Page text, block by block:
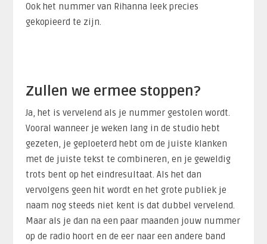
Ook het nummer van Rihanna leek precies
gekopieerd te zijn.
Zullen we ermee stoppen?
Ja, het is vervelend als je nummer gestolen wordt.
Vooral wanneer je weken lang in de studio hebt
gezeten, je geploeterd hebt om de juiste klanken
met de juiste tekst te combineren, en je geweldig
trots bent op het eindresultaat. Als het dan
vervolgens geen hit wordt en het grote publiek je
naam nog steeds niet kent is dat dubbel vervelend.
Maar als je dan na een paar maanden jouw nummer
op de radio hoort en de eer naar een andere band